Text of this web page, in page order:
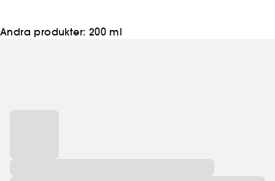
Andra produkter: 200 ml